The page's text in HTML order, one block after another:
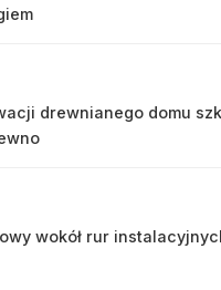
drewnianego domu
wokół rur